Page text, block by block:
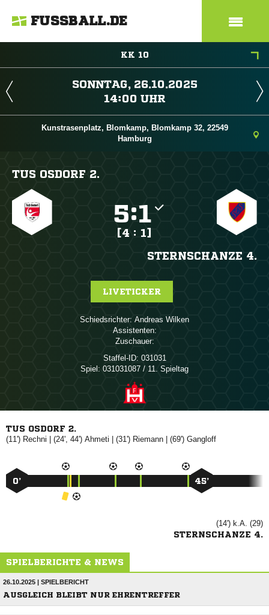
FUSSBALL.DE
KK 10
 
 
Kunstrasenplatz, Blomkamp, Blomkamp 32, 22549
Hamburg
TUS OSDORF 2.
:
[4 : 1]
STERNSCHANZE 4.
LIVETICKER
Schiedsrichter:  
Assistenten:
Zuschauer:
Staffel-ID: 031031
Spiel: 031031087 / 11. Spieltag
TUS OSDORF 2.
(11')  | (24', 44')  | (31')  | (69') 
0’ 45’
(14') k.A. (29)
STERNSCHANZE 4.
SPIELBERICHTE & NEWS
26.10.2025 | SPIELBERICHT
AUSGLEICH BLEIBT NUR EHRENTREFFER